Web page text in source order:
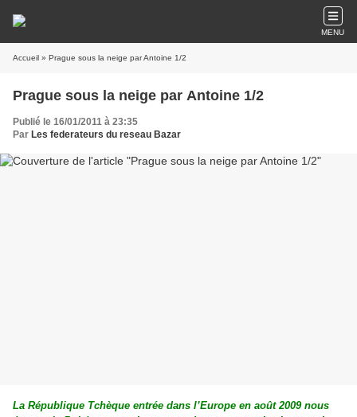
MENU
Accueil » Prague sous la neige par Antoine 1/2
Prague sous la neige par Antoine 1/2
Publié le 16/01/2011 à 23:35
Par Les federateurs du reseau Bazar
La République Tchèque entrée dans l’Europe en août 2009 nous